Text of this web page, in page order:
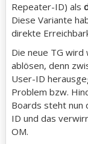
Repeater-ID) als
Diese Variante
direkte
Die neue TG wird
ablösen, denn
User-ID
Problem bzw.
Boards steht nun
ID und das
OM.